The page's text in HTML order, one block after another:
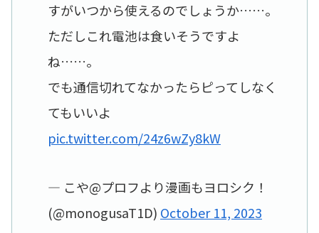
すがいつから使えるのでしょうか……。
ただしこれ電池は食いそうですよ
ね……。
でも通信切れてなかったらピってしなく
てもいいよ
pic.twitter.com/24z6wZy8kW
— こや@プロフより漫画もヨロシク！
(@monogusaT1D) October 11, 2023